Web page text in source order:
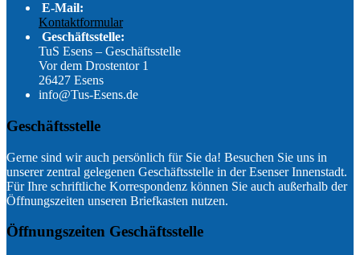
E-Mail:
Kontaktformular
Geschäftsstelle:
TuS Esens – Geschäftsstelle
Vor dem Drostentor 1
26427 Esens
info@Tus-Esens.de
Geschäftsstelle
Gerne sind wir auch persönlich für Sie da! Besuchen Sie uns in
unserer zentral gelegenen Geschäftsstelle in der Esenser Innenstadt.
Für Ihre schriftliche Korrespondenz können Sie auch außerhalb der
Öffnungszeiten unseren Briefkasten nutzen.
Öffnungszeiten Geschäftsstelle